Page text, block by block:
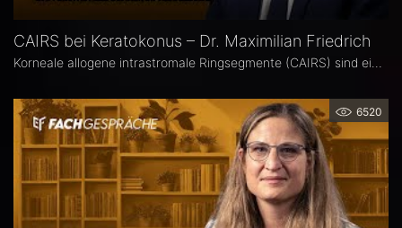
CAIRS bei Keratokonus – Dr. Maximilian Friedrich
6520